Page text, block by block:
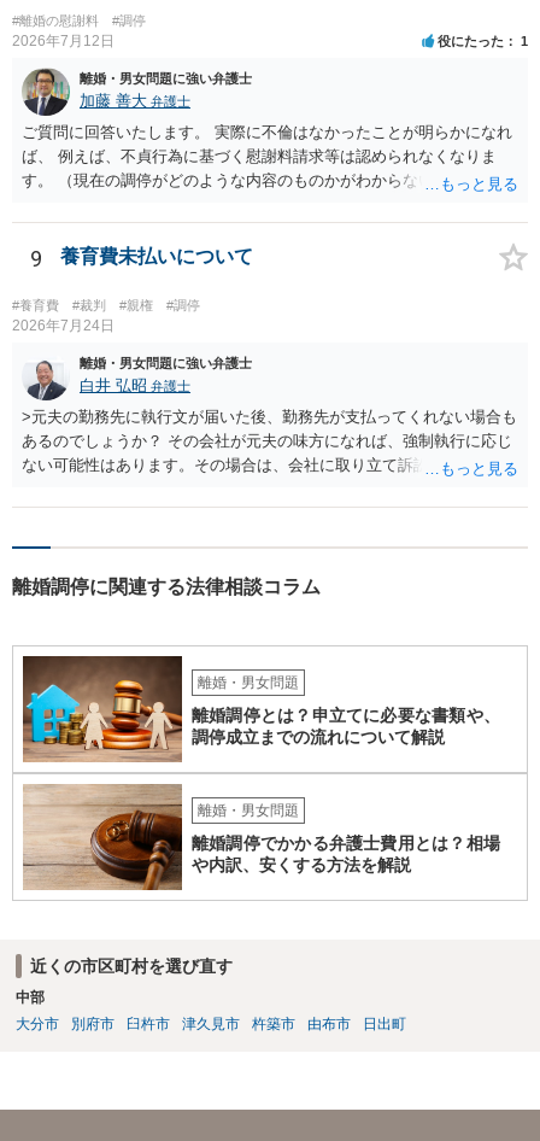
#離婚の慰謝料 #調停
2026年7月12日 役にたった 1
離婚・男女問題に強い弁護士
加藤 善大 弁護士
ご質問に回答いたします。 実際に不倫はなかったことが明らかになれ
ば、 例えば、不貞行為に基づく慰謝料請求等は認められなくなりま
す。 （現在の調停がどのような内容のものかがわからないため、即断
すので、 最終的に請求が認められるか否かが問題になるのは、裁判に
なってからではあります。） 問題は、不倫はなかったことと明らかに
できるかどうかです。 不倫をしたことを偽装した目的は、相手に離婚
に応じてもらうことにあったようですが、通常、相手に不倫が明らか
になることは、離婚することに障害になる事由です。 （仮に夫婦が別
そうすると、離婚するために不倫を偽装することは、通常はしないこ
とですから、 それを、偽装だったと認めてもらうためには、 客観的な
証拠を含めて、しっかりと説明する必要があると思われます。 ご質問
に対する回答は以上ですが、可能であれば、ご依頼になるかは別にし
て、お近くの弁護士に直接相談されて、今後の対応についてアドバイ
9 養育費未払いについて
#養育費 #裁判 #親権 #調停
2026年7月24日
離婚・男女問題に強い弁護士
白井 弘昭 弁護士
>元夫の勤務先に執行文が届いた後、勤務先が支払ってくれない場合も
あるのでしょうか？ その会社が元夫の味方になれば、強制執行に応じ
ない可能性はあります。その場合は、会社に取り立て訴訟を行うこと
押さえ、元夫名義の車の差し押さえ競売などを検討します。 ＞何もで
す。 ＞他の弁護士さんに再度依頼できるのでしょうか？ できます。た
離婚調停に関連する法律相談コラム
離婚・男女問題
離婚調停とは？申立てに必要な書類や、
調停成立までの流れについて解説
離婚・男女問題
離婚調停でかかる弁護士費用とは？相場
や内訳、安くする方法を解説
近くの市区町村を選び直す
中部
大分市
別府市 臼杵市 津久見市 杵築市 由布市 日出町